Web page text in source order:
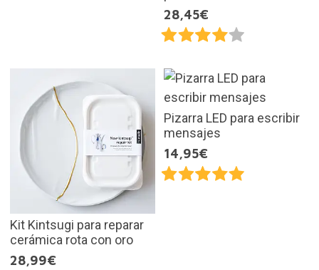
28,45€
Kit Kintsugi para reparar
cerámica rota con oro
28,99€
Pizarra LED para escribir
mensajes
14,95€